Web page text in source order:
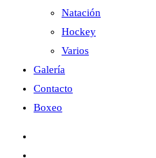
Natación
Hockey
Varios
Galería
Contacto
Boxeo